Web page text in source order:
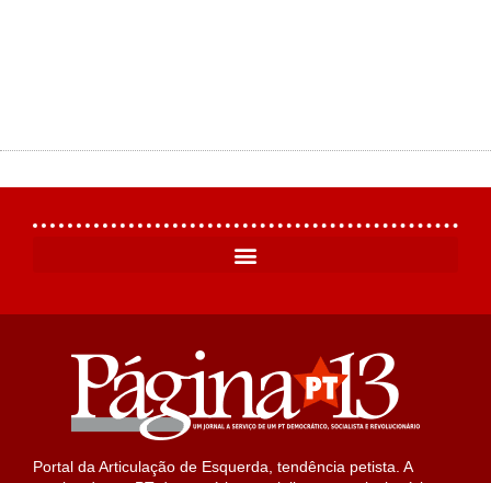
Portal da Articulação de Esquerda, tendência petista. A